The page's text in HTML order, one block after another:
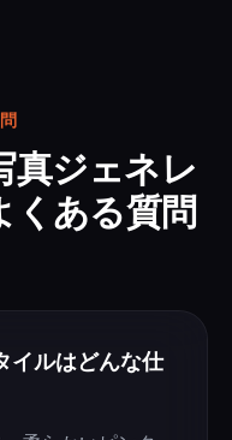
真ジェネレ
くある質問
イルはどんな仕